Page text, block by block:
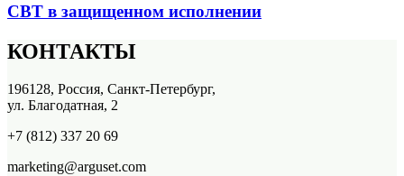
СВТ в защищенном исполнении
КОНТАКТЫ
196128, Россия, Санкт-Петербург,
ул. Благодатная, 2
+7 (812) 337 20 69
marketing@arguset.com